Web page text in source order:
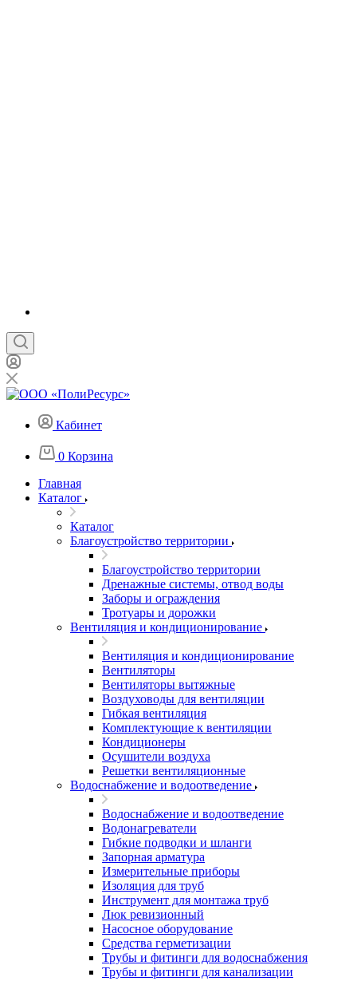
Кабинет
0 Корзина
Главная
Каталог
Каталог
Благоустройство территории
Благоустройство территории
Дренажные системы, отвод воды
Заборы и ограждения
Тротуары и дорожки
Вентиляция и кондиционирование
Вентиляция и кондиционирование
Вентиляторы
Вентиляторы вытяжные
Воздуховоды для вентиляции
Гибкая вентиляция
Комплектующие к вентиляции
Кондиционеры
Осушители воздуха
Решетки вентиляционные
Водоснабжение и водоотведение
Водоснабжение и водоотведение
Водонагреватели
Гибкие подводки и шланги
Запорная арматура
Измерительные приборы
Изоляция для труб
Инструмент для монтажа труб
Люк ревизионный
Насосное оборудование
Средства герметизации
Трубы и фитинги для водоснабжения
Трубы и фитинги для канализации